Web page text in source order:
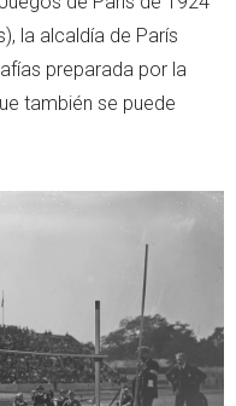
la alcaldía de París
preparada por la
también se puede